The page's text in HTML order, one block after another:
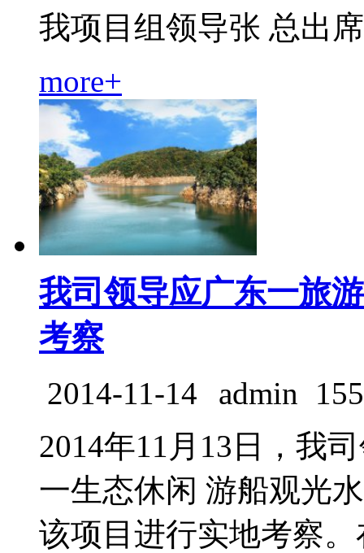
我项目组领导张 总出
more+
我司领导应广东一旅
考察
2014-11-14 admin
2014年11月13日，我
一生态休闲 游船观光
该项目进行实地考察